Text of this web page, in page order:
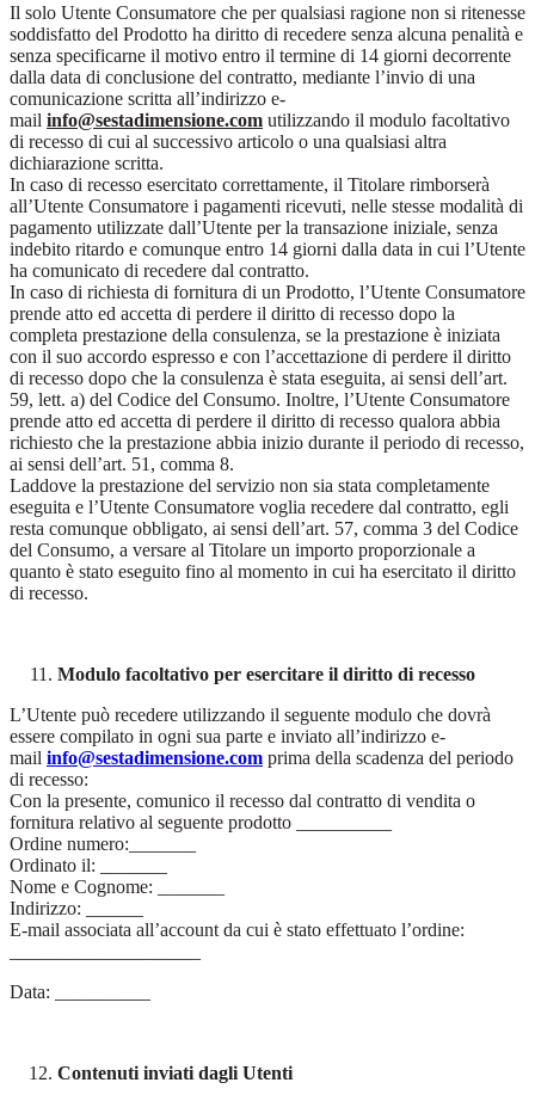
Il solo Utente Consumatore che per qualsiasi ragione non si ritenesse
soddisfatto del Prodotto ha diritto di recedere senza alcuna penalità e
senza specificarne il motivo entro il termine di 14 giorni decorrente
dalla data di conclusione del contratto, mediante l’invio di una
comunicazione scritta all’indirizzo e-
mail info@sestadimensione.com utilizzando il modulo facoltativo
di recesso di cui al successivo articolo o una qualsiasi altra
dichiarazione scritta.
In caso di recesso esercitato correttamente, il Titolare rimborserà
all’Utente Consumatore i pagamenti ricevuti, nelle stesse modalità di
pagamento utilizzate dall’Utente per la transazione iniziale, senza
indebito ritardo e comunque entro 14 giorni dalla data in cui l’Utente
ha comunicato di recedere dal contratto.
In caso di richiesta di fornitura di un Prodotto, l’Utente Consumatore
prende atto ed accetta di perdere il diritto di recesso dopo la
completa prestazione della consulenza, se la prestazione è iniziata
con il suo accordo espresso e con l’accettazione di perdere il diritto
di recesso dopo che la consulenza è stata eseguita, ai sensi dell’art.
59, lett. a) del Codice del Consumo. Inoltre, l’Utente Consumatore
prende atto ed accetta di perdere il diritto di recesso qualora abbia
richiesto che la prestazione abbia inizio durante il periodo di recesso,
ai sensi dell’art. 51, comma 8.
Laddove la prestazione del servizio non sia stata completamente
eseguita e l’Utente Consumatore voglia recedere dal contratto, egli
resta comunque obbligato, ai sensi dell’art. 57, comma 3 del Codice
del Consumo, a versare al Titolare un importo proporzionale a
quanto è stato eseguito fino al momento in cui ha esercitato il diritto
di recesso.
Modulo facoltativo per esercitare il diritto di recesso
L’Utente può recedere utilizzando il seguente modulo che dovrà
essere compilato in ogni sua parte e inviato all’indirizzo e-
mail info@sestadimensione.com prima della scadenza del periodo
di recesso:
Con la presente, comunico il recesso dal contratto di vendita o
fornitura relativo al seguente prodotto __________
Ordine numero:_______
Ordinato il: _______
Nome e Cognome: _______
Indirizzo: ______
E-mail associata all’account da cui è stato effettuato l’ordine:
Data: __________
Contenuti inviati dagli Utenti